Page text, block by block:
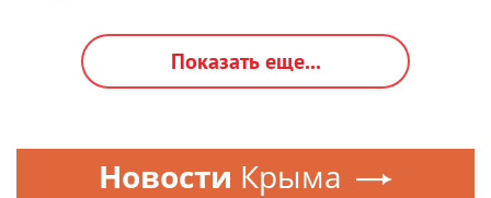
Показать еще...
Новости Крыма